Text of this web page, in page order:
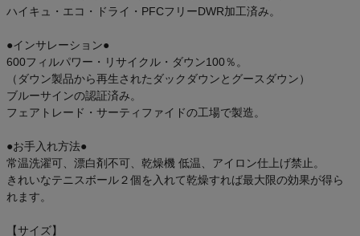
プロテイン・サプリメントまとめ買い
アウトレットセール
スタッフコーディネート
ハイキュ・エコ・ドライ・PFCフリーDWR加工済み。
●インサレーション●
600フィルパワー・リサイクル・ダウン100％。
（ダウン製品から再生されたダックダウンとグースダウン）
ブルーサインの認証済み。
フェアトレード・サーティファイドの工場で製造。
●お手入れ方法●
常温洗濯可、漂白剤不可、乾燥機 低温、アイロン仕上げ禁止。
きれいなテニスボール２個を入れて乾燥すれば最大限の効果が得ら
れます。
【サイズ】